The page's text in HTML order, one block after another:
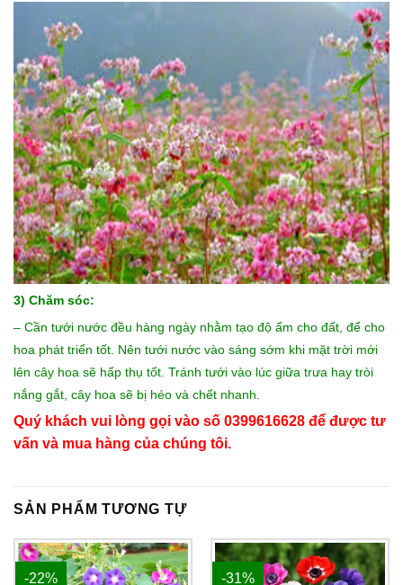
3) Chăm sóc:
– Cần tưới nước đều hàng ngày nhằm tạo độ ẩm cho đất, để cho
hoa phát triển tốt. Nên tưới nước vào sáng sớm khi mặt trời mới
lên cây hoa sẽ hấp thụ tốt. Tránh tưới vào lúc giữa trưa hay tròi
nắng gắt, cây hoa sẽ bị héo và chết nhanh.
Quý khách vui lòng gọi vào số 0399616628 để được tư
vấn và mua hàng của chúng tôi.
SẢN PHẨM TƯƠNG TỰ
-22% -31%